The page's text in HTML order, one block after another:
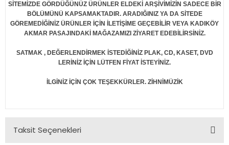
SİTEMİZDE GÖRDÜĞÜNÜZ ÜRÜNLER ELDEKİ ARŞİVİMİZİN SADECE BİR
BÖLÜMÜNÜ KAPSAMAKTADIR. ARADIĞINIZ YA DA SİTEDE
GÖREMEDİĞİNİZ ÜRÜNLER İÇİN İLETİŞİME GEÇEBİLİR VEYA KADIKÖY
AKMAR PASAJINDAKİ MAĞAZAMIZI ZİYARET EDEBİLİRSİNİZ.
SATMAK , DEĞERLENDİRMEK İSTEDİĞİNİZ PLAK, CD, KASET, DVD
LERİNİZ İÇİN LÜTFEN FİYAT İSTEYİNİZ.
İLGİNİZ İÇİN ÇOK TEŞEKKÜRLER. ZİHNİMÜZİK
Taksit Seçenekleri